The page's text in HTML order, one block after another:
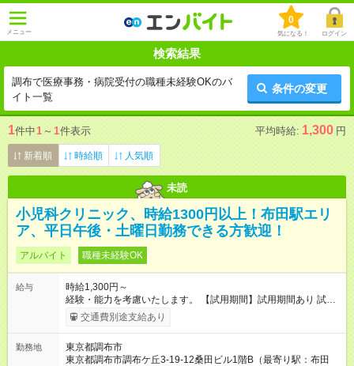
メニュー
0
気になる！ ログイン
検索結果
調布で医療事務・病院受付の職種未経験OKのバ
イト一覧
条件の変更
1件中1 ～ 1件表示 平均時給: 1,300 円
新着順 時給順 人気順
未読
小児科クリニック、時給1300円以上！布田駅エリ
ア、平日午後・土曜日勤務できる方歓迎！
アルバイト 職種未経験OK
給与
時給1,300円～
経験・能力を考慮いたします。 【試用期間】試用期間あり 試用
期間の長さ：2ヶ月 雇用形態、給与は本採用時と同じです。
交通費別途支給あり
勤務地
東京都調布市
東京都調布市調布ケ丘3-19-12桑田ビル1階B（最寄り駅：布田